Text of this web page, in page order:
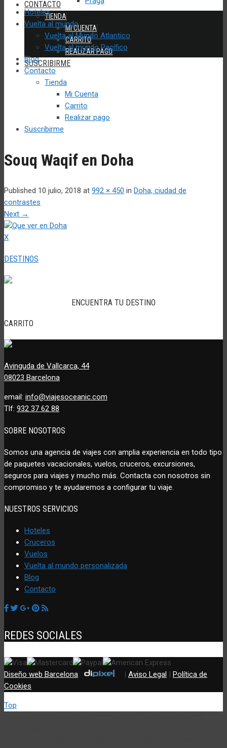
CONTACTO
TIENDA
MI CUENTA
CARRITO
REALIZAR PAGO
SUSCRIBIRME
Hoteles
Vuelta al mundo
Vuelta al Mundo Atlantico
Vuelta al mundo Pacífico
Blog
Contacto
Tienda
Mi Cuenta
Carrito
Realizar pago
Suscribirme
Souq Waqif en Doha
Published 10 julio, 2018 at 992 × 450 in Doha, ciudad de
contrastes
Next →
X
DESTINOS
ENCUENTRA TU DESTINO
CARRITO
Avinguda de Vallcarca, 44
08023 Barcelona
email: info@viajesoceanic.com
Tlf: 932 37 62 88
SOBRE NOSOTROS
Somos una agencia de viajes con amplia experiencia en todo tipo
de paquetes vacacionales, vuelos, cruceros, excursiones,
seguros para viajes y mucho más. Contacta con nosotros sin
compromiso y te ayudaremos a configurar tu viaje.
NUESTROS SERVICIOS
Hoteles
Cruceros
Vuelos
Vuelta al mundo personalizada
Blog
Contacto
REDES SOCIALES
Diseño web Barcelona: | Aviso Legal | Política de
Cookies
Top